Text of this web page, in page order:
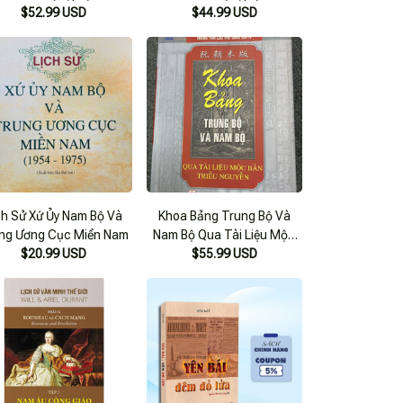
$52.99 USD
$44.99 USD
Sử Xứ Ủy Nam Bộ Và
Ương Cục Miền Nam
$20.99 USD
Khoa Bảng Trung Bộ Và
Nam Bộ Qua Tài Liệu Mộc
Bản Triều Nguyễn ( Bản In
$55.99 USD